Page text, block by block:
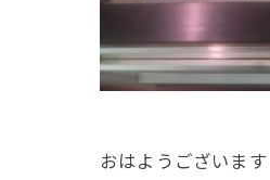
おはようございます